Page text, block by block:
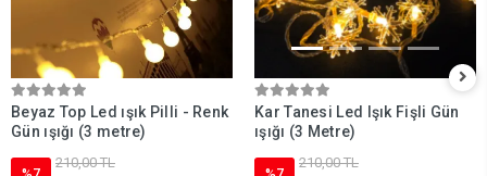
Beyaz Top Led ışık Pilli - Renk
Gün ışığı (3 metre)
210,00 TL
Kar Tanesi Led Işık Fişli Gün
ışığı (3 Metre)
210,00 TL